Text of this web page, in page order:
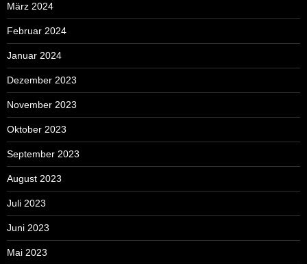
März 2024
Februar 2024
Januar 2024
Dezember 2023
November 2023
Oktober 2023
September 2023
August 2023
Juli 2023
Juni 2023
Mai 2023